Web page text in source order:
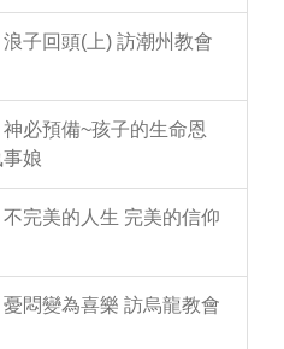
子回頭(上) 訪潮州教會
必預備~孩子的生命恩
娘
完美的人生 完美的信仰
悶變為喜樂 訪烏龍教會